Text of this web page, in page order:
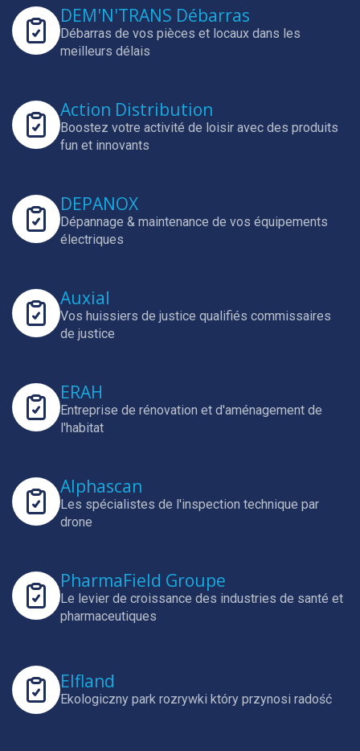
DEM'N'TRANS Débarras
Débarras de vos pièces et locaux dans les
meilleurs délais
Action Distribution
Boostez votre activité de loisir avec des produits
fun et innovants
DEPANOX
Dépannage & maintenance de vos équipements
électriques
Auxial
Vos huissiers de justice qualifiés commissaires
de justice
ERAH
Entreprise de rénovation et d'aménagement de
l'habitat
Alphascan
Les spécialistes de l'inspection technique par
drone
PharmaField Groupe
Le levier de croissance des industries de santé et
pharmaceutiques
Elfland
Ekologiczny park rozrywki który przynosi radość